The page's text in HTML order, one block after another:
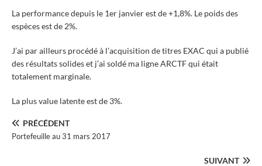
La performance depuis le 1er janvier est de +1,8%. Le poids des
espèces est de 2%.
J’ai par ailleurs procédé à l’acquisition de titres EXAC qui a publié
des résultats solides et j’ai soldé ma ligne ARCTF qui était
totalement marginale.
La plus value latente est de 3%.
PRÉCÉDENT
Portefeuille au 31 mars 2017
SUIVANT